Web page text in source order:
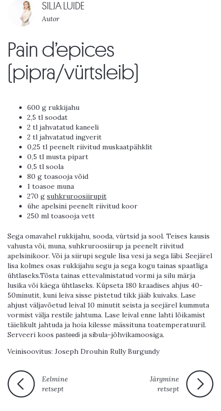
SILJA LUIDE
Autor
Pain d’epices
(pipra/vürtsleib)
600 g rukkijahu
2,5 tl soodat
2 tl jahvatatud kaneeli
2 tl jahvatatud ingverit
0,25 tl peenelt riivitud muskaatpähklit
0,5 tl musta pipart
0,5 tl soola
80 g toasooja võid
1 toasoe muna
270 g suhkruroosiirupit
ühe apelsini peenelt riivitud koor
250 ml toasooja vett
Sega omavahel rukkijahu, sooda, vürtsid ja sool. Teises kausis
vahusta või, muna, suhkruroosiirup ja peenelt riivitud
apelsinikoor. Või ja siirupi segule lisa vesi ja sega läbi. Seejärel
lisa kolmes osas rukkijahu segu ja sega kogu tainas spaatliga
ühtlaseks.Tõsta tainas ettevalmistatud vormi ja silu märja
lusika või käega ühtlaseks. Küpseta 180 kraadises ahjus 40-
50minutit, kuni leiva sisse pistetud tikk jääb kuivaks. Lase
ahjust väljavõetud leival 10 minutit seista ja seejärel kummuta
vormist välja restile jahtuma. Lase leival enne lahti lõikamist
täielikult jahtuda ja hoia kilesse mässituna toatemperatuuril.
Serveeri koos pasteedi ja sibula-jõhvikamoosiga.
Veinisoovitus: Joseph Drouhin Rully Burgundy
Eelmine
retsept
Järgmine
retsept